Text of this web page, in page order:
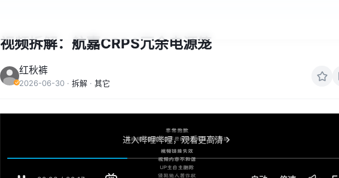
视频拆解：航嘉CRPS冗余电源笼
红秋裤
2026-06-30 · 拆解 · 其它